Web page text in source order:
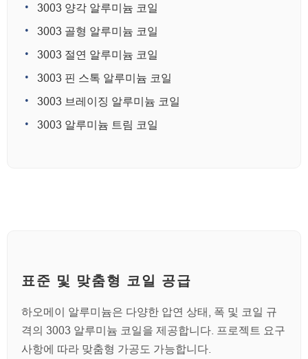
3003 양각 알루미늄 코일
3003 골형 알루미늄 코일
3003 절연 알루미늄 코일
3003 핀 스톡 알루미늄 코일
3003 브레이징 알루미늄 코일
3003 알루미늄 트림 코일
표준 및 맞춤형 코일 공급
하오메이 알루미늄은 다양한 압연 상태, 폭 및 코일 규
격의 3003 알루미늄 코일을 제공합니다. 프로젝트 요구
사항에 따라 맞춤형 가공도 가능합니다.